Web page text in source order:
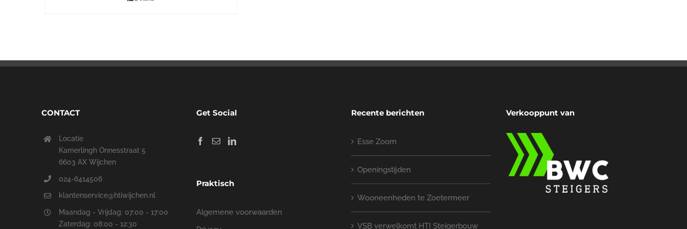
CONTACT
Locatie
Kamerlingh Onnesstraat 5
6603 AX Wijchen
024-6414506
klantenservice@htiwijchen.nl
Maandag - Vrijdag: 07:00 - 17:00
Zaterdag: 08:00 - 12:30
Get Social
Praktisch
Algemene voorwaarden
Recente berichten
Esse Zoom
Openingstijden
Wooneenheden te Zoetermeer
VSB verwelkomt HTI Steigerbouw
Verkooppunt van